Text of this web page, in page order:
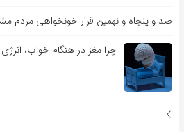
صد و پنجاه و نهمین قرار خونخواهی مردم
چرا مغز در هنگام خواب،